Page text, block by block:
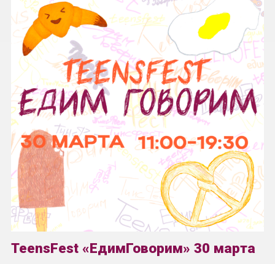
TeensFest «ЕдимГоворим» 30 марта